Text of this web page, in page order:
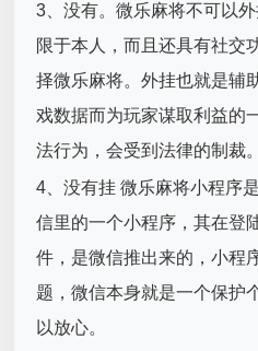
3、没有。微乐麻将不可以
限于本人，而且还具有社交
择微乐麻将。外挂也就是辅
戏数据而为玩家谋取利益的
法行为，会受到法律的制裁。
4、没有挂 微乐麻将小程序
信里的一个小程序，其在登
件，是微信推出来的，小程
题，微信本身就是一个保护
以放心。